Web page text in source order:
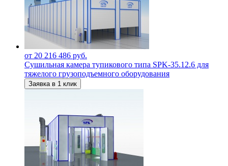
от 20 216 486 руб.
Сушильная камера тупикового типа SPK-35.12.6 для
тяжелого грузоподъемного оборудования
Заявка в 1 клик